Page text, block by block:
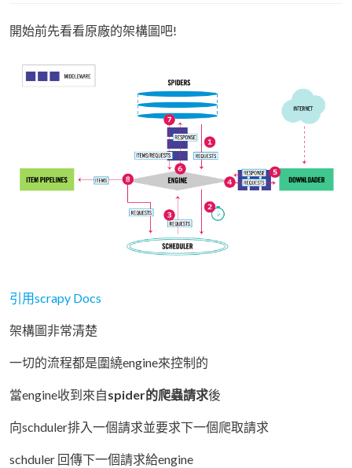
開始前先看看原廠的架構圖吧!
引用scrapy Docs
架構圖非常清楚
一切的流程都是圍繞engine來控制的
當engine收到來自spider的爬蟲請求後
向schduler排入一個請求並要求下一個爬取請求
schduler 回傳下一個請求給engine